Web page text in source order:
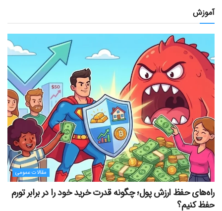
آموزش
مقالات عمومی
راه‌های حفظ ارزش پول؛ چگونه قدرت خرید خود را در برابر تورم
حفظ کنیم؟